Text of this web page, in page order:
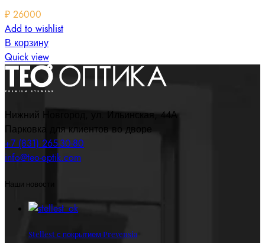
₽ 26000
Add to wishlist
В корзину
Quick view
Нижний Новгород, ул. Ильинская, 44А
Парковка для клиентов во дворе
+7 (831) 265-30-80
info@teo-optik.com
Наши новости
Stellest с покрытием Prevensia